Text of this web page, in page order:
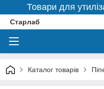
Товари для
Старлаб
Каталог товарів